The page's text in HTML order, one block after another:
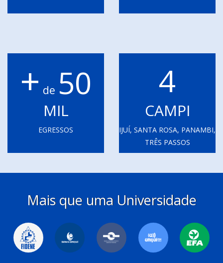
+ de 50
MIL
EGRESSOS
4
CAMPI
IJUÍ, SANTA ROSA, PANAMBI,
TRÊS PASSOS
Mais que uma Universidade